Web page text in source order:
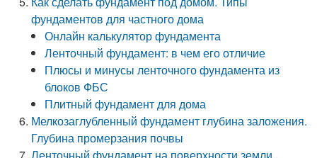
фундаментов для частного дома
Онлайн калькулятор фундамента
Ленточный фундамент: в чем его отличие
Плюсы и минусы ленточного фундамента из
блоков ФБС
Плитный фундамент для дома
Мелкозаглубленный фундамент глубина заложения.
Глубина промерзания почвы